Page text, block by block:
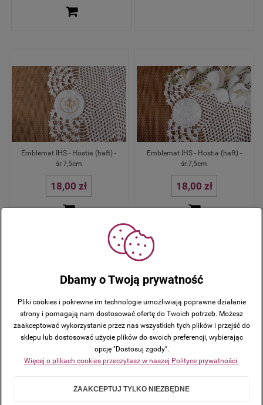
Emblemat IHS - Hostia (haft) -
śr.7,5cm
18,00 zł
Emblemat IHS - Hostia (haft) -
śr.7,5cm
18,00 zł
Emblemat IHS - Hostia (haft) -
śr.7,5cm
18,00 zł
Emblemat IHS - Hostia (haft) -
śr.7,5cm
18,00 zł
Dbamy o Twoją prywatność
Pliki cookies i pokrewne im technologie umożliwiają poprawne działanie
strony i pomagają nam dostosować ofertę do Twoich potrzeb. Możesz
zaakceptować wykorzystanie przez nas wszystkich tych plików i przejść do
sklepu lub dostosować użycie plików do swoich preferencji, wybierając
opcję "Dostosuj zgody".
Więcej o plikach cookies przeczytasz w naszej Polityce prywatności.
ZAAKCEPTUJ TYLKO NIEZBĘDNE